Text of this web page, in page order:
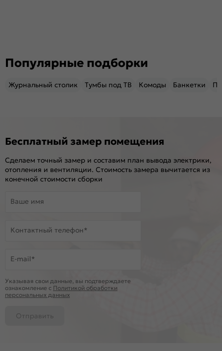
Популярные подборки
Журнальный столик Тумбы под ТВ Комоды Банкетки
Бесплатный замер помещения
Сделаем точный замер и составим план вывода электрики,
отопления и вентиляции. Стоимость замера вычитается из
конечной стоимости сборки
Ваше имя
Контактный телефон*
E-mail*
Указывая свои данные, вы подтверждаете
ознакомление c Политикой обработки
персональных данных
Отправить